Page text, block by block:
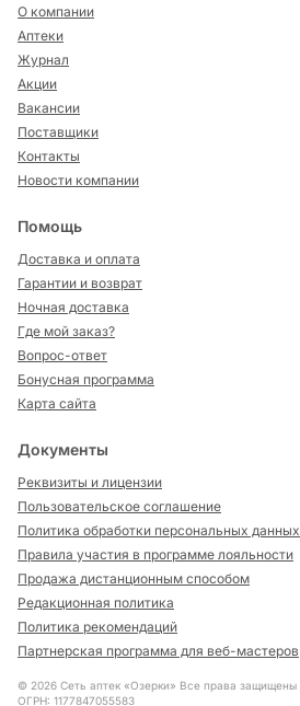
О компании
Аптеки
Журнал
Акции
Вакансии
Поставщики
Контакты
Новости компании
Помощь
Доставка и оплата
Гарантии и возврат
Ночная доставка
Где мой заказ?
Вопрос-ответ
Бонусная программа
Карта сайта
Документы
Реквизиты и лицензии
Пользовательское соглашение
Политика обработки персональных данных
Правила участия в программе лояльности
Продажа дистанционным способом
Редакционная политика
Политика рекомендаций
Партнерская программа для веб-мастеров
© 2026 Сеть аптек «Озерки» Все права защищены
ОГРН: 1177847055583